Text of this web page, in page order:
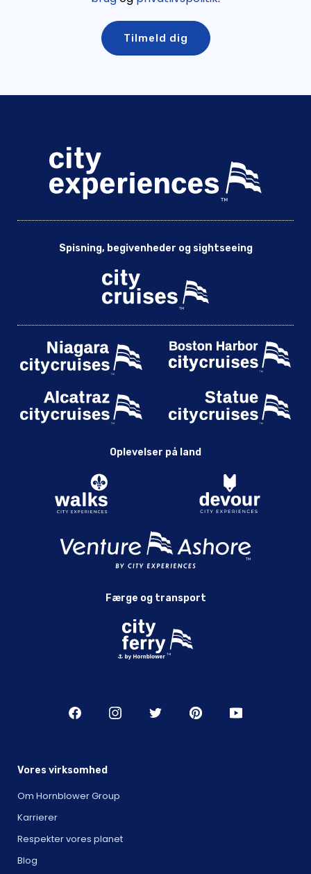
Spisning, begivenheder og sightseeing
Oplevelser på land
Færge og transport
Vores virksomhed
Om Hornblower Group
Karrierer
Respekter vores planet
Blog